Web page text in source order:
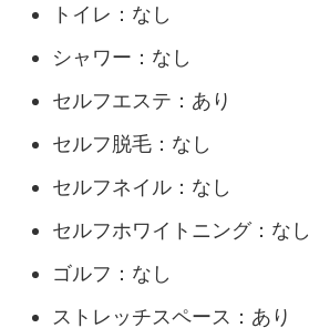
トイレ：なし
シャワー：なし
セルフエステ：あり
セルフ脱毛：なし
セルフネイル：なし
セルフホワイトニング：なし
ゴルフ：なし
ストレッチスペース：あり